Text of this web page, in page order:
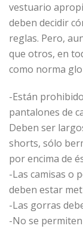
vestuario
deben decidir
reglas. Pero,
que otros, en
como norma
-Están
pantalones de
Deben ser
shorts, sólo
por encima de
-Las camisas o
deben estar
-Las gorras
-No se